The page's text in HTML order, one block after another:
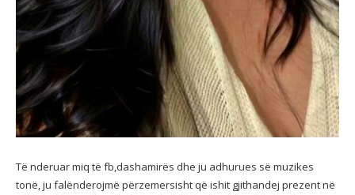
Të nderuar miq të fb,dashamirës dhe ju adhurues së muzikes
tonë, ju falënderojmë përzemersisht që ishit gjithandej prezent në